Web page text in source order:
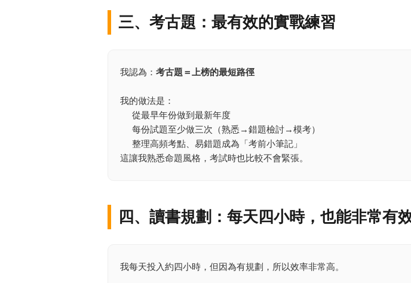
三、考古題：最有效的實戰練習
我認為： 考古題＝上榜的最短路徑
我的做法是：
從最早年份做到最新年度
每份試題至少做三次（熟悉→錯題檢討→模考）
整理高頻考點、易錯題成為「考前小筆記」
這讓我熟悉命題風格，考試時也比較不會緊張。
四、讀書規劃：每天四小時，也能非常有
我每天投入約四小時，但因為有規劃，所以效率非常高。